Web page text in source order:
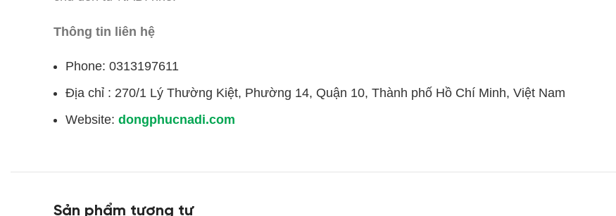
Thông tin liên hệ
Phone: 0313197611
Địa chỉ : 270/1 Lý Thường Kiệt, Phường 14, Quận 10, Thành phố Hồ Chí Minh, Việt Nam
Website: dongphucnadi.com
Sản phẩm tương tự